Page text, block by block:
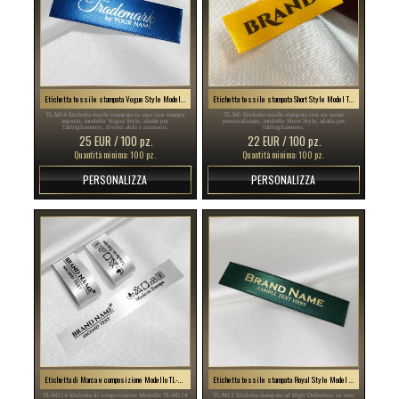
Etichetta tessile stampata Vogue Style Model TL-M14
TL-M14 Etichetta tessile stampata su raso con stampa
argento, modello Vogue Style, ideale per
l'abbigliamento, diversi abiti e accessori.
25 EUR / 100 pz.
Quantità minima: 100 pz.
PERSONALIZZA
Etichetta tessile stampata Short Style Model TL-M5
TL-M5 Etichetta tessile stampata con un nome
personalizzato, modello Short Style, adatta per
l'abbigliamento.
22 EUR / 100 pz.
Quantità minima: 100 pz.
PERSONALIZZA
TL-M114 Etichetta di composizione Modello TL-M114
TL-M13 Etichetta stampata ad High Definition su raso